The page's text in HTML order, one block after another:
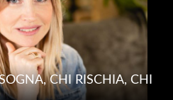
CHI RISCHIA, CHI